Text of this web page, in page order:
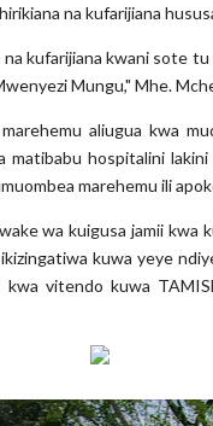
na kufarijiana
kufarijiana kwani sote
Mungu," Mhe.
aliugua kwa
matibabu hospitalini
marehemu ili
wa kuigusa jamii kwa
kuwa yeye
kwa vitendo kuwa